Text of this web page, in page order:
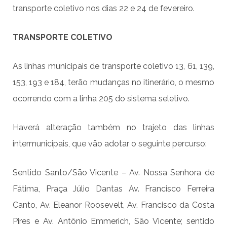
transporte coletivo nos dias 22 e 24 de fevereiro.
TRANSPORTE COLETIVO
As linhas municipais de transporte coletivo13, 61, 139,
153, 193 e 184, terão mudanças no itinerário, o mesmo
ocorrendo com a linha 205 do sistema seletivo.
Haverá alteração também no trajeto das linhas
intermunicipais, que vão adotar o seguinte percurso:
Sentido Santo/São Vicente – Av. Nossa Senhora de
Fátima, Praça Júlio Dantas Av. Francisco Ferreira
Canto, Av. Eleanor Roosevelt, Av. Francisco da Costa
Pires e Av. Antônio Emmerich, São Vicente; sentido